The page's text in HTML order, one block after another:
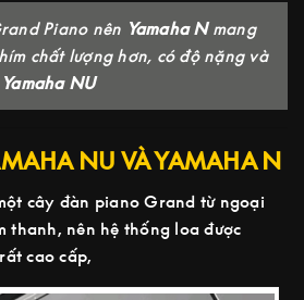
Piano nên Yamaha Nmang
chất lượng hơn, có độ nặng và
Yamaha NU
NU VÀ YAMAHA N
cây đàn piano Grand từ ngoại
thanh, nên hệ thống loa được
cao cấp,